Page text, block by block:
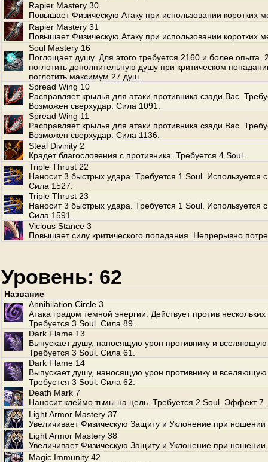
Rapier Mastery 30
Повышает Физическую Атаку при использовании коротких
Rapier Mastery 31
Повышает Физическую Атаку при использовании коротких
Soul Mastery 16
Поглощает душу. Для этого требуется 2160 и более опыта.
поглотить дополнительную душу при критическом
поглотить максимум 27 душ.
Spread Wing 10
Расправляет крылья для атаки противника сзади Вас.
Возможен сверхудар. Сила 1091.
Spread Wing 11
Расправляет крылья для атаки противника сзади Вас.
Возможен сверхудар. Сила 1136.
Steal Divinity 2
Крадет благословения с противника. Требуется 4 Soul.
Triple Thrust 22
Наносит 3 быстрых удара. Требуется 1 Soul. Используется
Сила 1527.
Triple Thrust 23
Наносит 3 быстрых удара. Требуется 1 Soul. Используется
Сила 1591.
Vicious Stance 3
Повышает силу критического попадания. Непрерывно
Уровень: 62
Название
Annihilation Circle 3
Атака градом темной энергии. Действует против
Требуется 3 Soul. Сила 89.
Dark Flame 13
Выпускает душу, наносящую урон противнику и вселяющую
Требуется 3 Soul. Сила 61.
Dark Flame 14
Выпускает душу, наносящую урон противнику и вселяющую
Требуется 3 Soul. Сила 62.
Death Mark 7
Наносит клеймо тьмы на цель. Требуется 2 Soul. Эффект 7.
Light Armor Mastery 37
Увеличивает Физическую Защиту и Уклонение при ношении
Light Armor Mastery 38
Увеличивает Физическую Защиту и Уклонение при ношении
Magic Immunity 42